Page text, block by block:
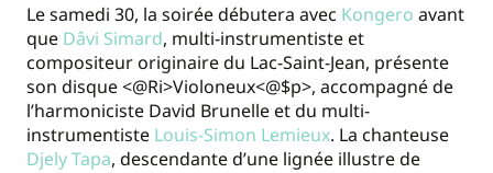
Le samedi 30, la soirée débutera avec Kongero avant
que Dâvi Simard, multi-instrumentiste et
compositeur originaire du Lac-Saint-Jean, présente
son disque <@Ri>Violoneux<@$p>, accompagné de
l’harmoniciste David Brunelle et du multi-
instrumentiste Louis-Simon Lemieux. La chanteuse
Djely Tapa, descendante d’une lignée illustre de